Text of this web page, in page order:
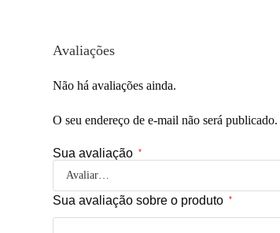
Avaliações
Não há avaliações ainda.
O seu endereço de e-mail não será publicado.
Sua avaliação *
Sua avaliação sobre o produto *